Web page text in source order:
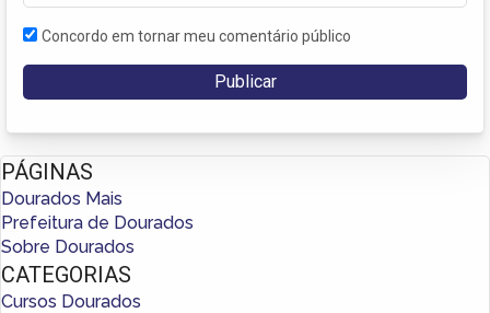
Concordo em tornar meu comentário público
PÁGINAS
Dourados Mais
Prefeitura de Dourados
Sobre Dourados
CATEGORIAS
Cursos Dourados